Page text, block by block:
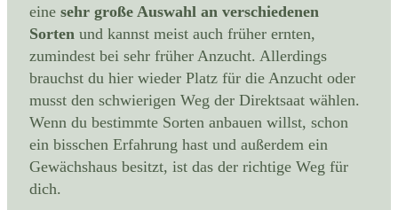
eine sehr große Auswahl an verschiedenen
Sorten und kannst meist auch früher ernten,
zumindest bei sehr früher Anzucht. Allerdings
brauchst du hier wieder Platz für die Anzucht oder
musst den schwierigen Weg der Direktsaat wählen.
Wenn du bestimmte Sorten anbauen willst, schon
ein bisschen Erfahrung hast und außerdem ein
Gewächshaus besitzt, ist das der richtige Weg für
dich.